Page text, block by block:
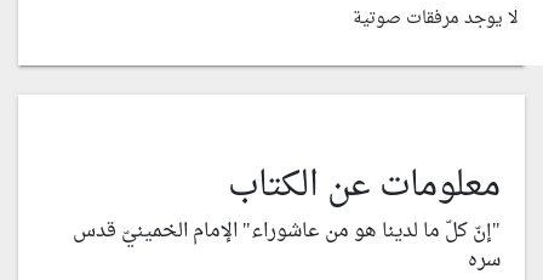
لا يوجد مرفقات صوتية
معلومات عن الكتاب
"إنّ كلّ ما لدينا هو من عاشوراء" الإمام الخمينيّ قدس
سره